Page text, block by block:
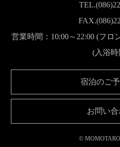
営業時間：10:00～22:00 (フ
(入浴時
宿泊のご
お問い
©